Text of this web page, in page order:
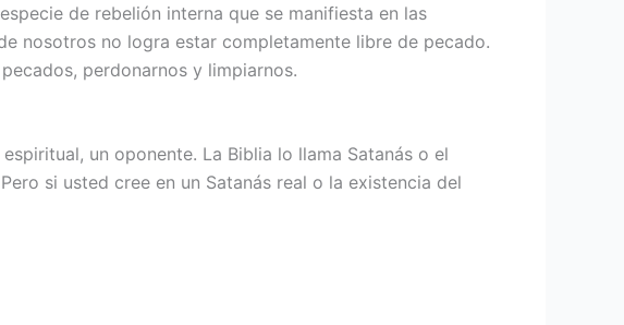
de rebelión interna que se manifiesta en las
nosotros no logra estar completamente libre de pecado.
perdonarnos y limpiarnos.
un oponente. La Biblia lo llama Satanás o el
si usted cree en un Satanás real o la existencia del